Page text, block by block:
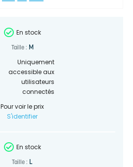
En stock
Taille : M
Uniquement
accessible aux
utilisateurs
connectés
Pour voir le prix
S'identifier
En stock
Taille : L